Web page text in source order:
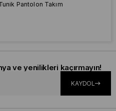
Pantolon Takım
ve yenilikleri kaçırmayın!
KAYDOL